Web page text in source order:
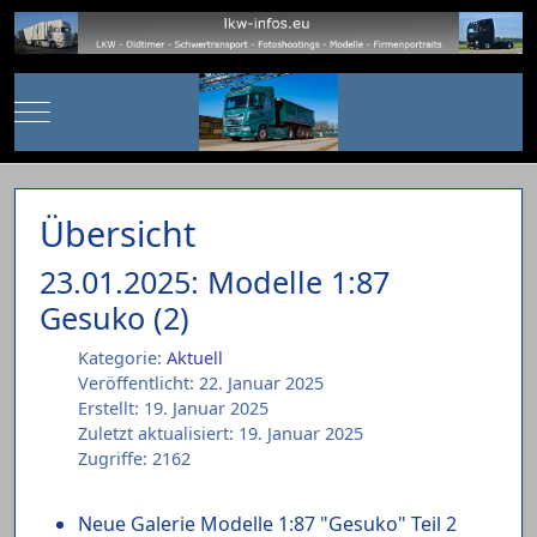
Mobile Menu Toggle
Übersicht
23.01.2025: Modelle 1:87
Gesuko (2)
Kategorie: Aktuell
Veröffentlicht: 22. Januar 2025
Erstellt: 19. Januar 2025
Zuletzt aktualisiert: 19. Januar 2025
Zugriffe: 2162
Neue Galerie Modelle 1:87 "Gesuko" Teil 2